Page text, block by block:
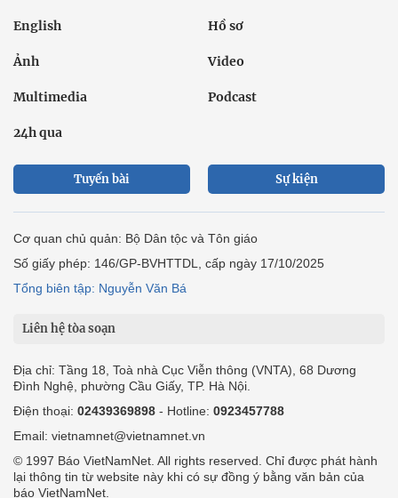
English Hồ sơ
Ảnh Video
Multimedia Podcast
24h qua
Tuyến bài Sự kiện
Cơ quan chủ quản: Bộ Dân tộc và Tôn giáo
Số giấy phép: 146/GP-BVHTTDL, cấp ngày 17/10/2025
Tổng biên tập: Nguyễn Văn Bá
Liên hệ tòa soạn
Địa chỉ: Tầng 18, Toà nhà Cục Viễn thông (VNTA), 68 Dương
Đình Nghệ, phường Cầu Giấy, TP. Hà Nội.
Điện thoại: 02439369898 - Hotline: 0923457788
Email: vietnamnet@vietnamnet.vn
© 1997 Báo VietNamNet. All rights reserved. Chỉ được phát hành
lại thông tin từ website này khi có sự đồng ý bằng văn bản của
báo VietNamNet.